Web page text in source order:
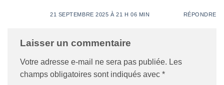
21 SEPTEMBRE 2025 À 21 H 06 MIN RÉPONDRE
Laisser un commentaire
Votre adresse e-mail ne sera pas publiée. Les
champs obligatoires sont indiqués avec *